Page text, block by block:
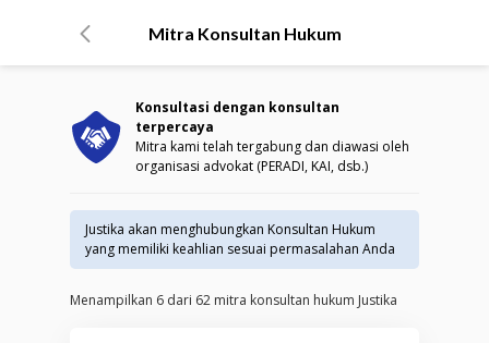
Mitra Konsultan Hukum
Konsultasi dengan konsultan
terpercaya
Mitra kami telah tergabung dan diawasi oleh
organisasi advokat (PERADI, KAI, dsb.)
Justika akan menghubungkan Konsultan Hukum
yang memiliki keahlian sesuai permasalahan Anda
Menampilkan 6 dari 62 mitra konsultan hukum Justika